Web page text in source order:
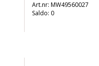
MW49560027
Saldo: 0